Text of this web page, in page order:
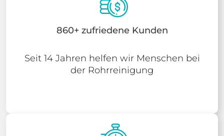
860+ zufriedene Kunden
Seit 14 Jahren helfen wir Menschen bei
der Rohrreinigung